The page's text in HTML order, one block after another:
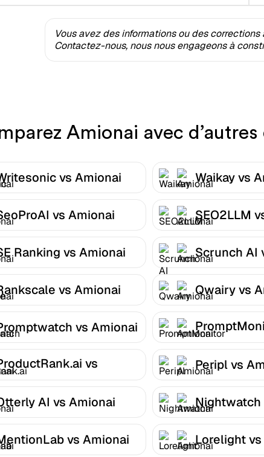
Vous avez des informations ou des
Contactez-nous, nous nous engageons à
Amionai avec
vs Amionai Waikay vs
vs Amionai SEO2LLM
Ranking vs Amionai Scrunch AI
vs Amionai Qwairy vs
vs Amionai
Amionai
vs
Peripl vs
AI vs Amionai Nightwatch
vs Amionai Lorelight